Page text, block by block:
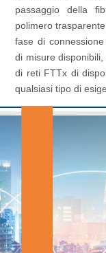
passaggio della
polimero
fase di
di misure
di reti FTTx di
qualsiasi tipo di